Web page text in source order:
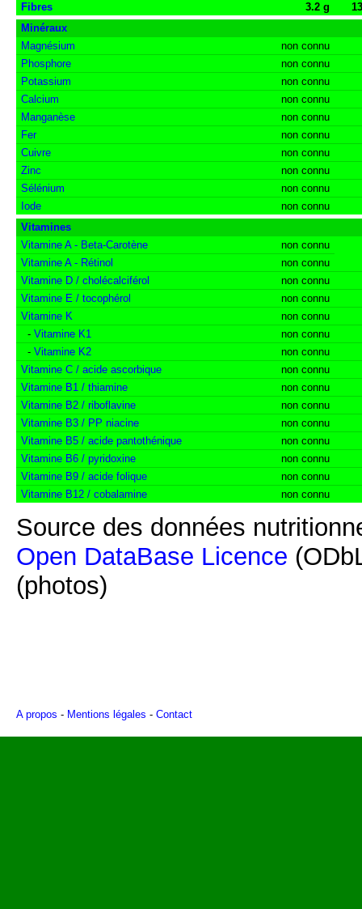
Fibres
3.2 g
Minéraux
Magnésium
non connu
Phosphore
non connu
Potassium
non connu
Calcium
non connu
Manganèse
non connu
Fer
non connu
Cuivre
non connu
Zinc
non connu
Sélénium
non connu
Iode
non connu
Vitamines
Vitamine A - Beta-Carotène
non connu
Vitamine A - Rétinol
non connu
Vitamine D / cholécalciférol
non connu
Vitamine E / tocophérol
non connu
Vitamine K
non connu
- Vitamine K1
non connu
- Vitamine K2
non connu
Vitamine C / acide ascorbique
non connu
Vitamine B1 / thiamine
non connu
Vitamine B2 / riboflavine
non connu
Vitamine B3 / PP niacine
non connu
Vitamine B5 / acide pantothénique
non connu
Vitamine B6 / pyridoxine
non connu
Vitamine B9 / acide folique
non connu
Vitamine B12 / cobalamine
non connu
Source des données
Open DataBase Licence
(photos)
A propos - Mentions légales - Contact